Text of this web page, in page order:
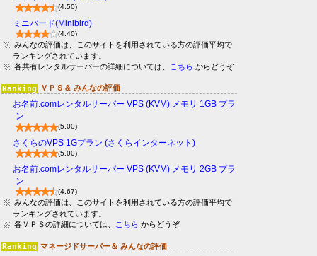
(4.50)
ミニバード(Minibird)
(4.40)
みんなの評価は、このサイトを利用されている方の評価平均で
ランキングされています。
各共有レンタルサーバーの詳細については、
こちら からどうぞ
ＶＰＳ＆ みんなの評価
お名前.comレンタルサーバー VPS (KVM) メモリ 1GB プラ
ン
(5.00)
さくらのVPS 1Gプラン (さくらインターネット)
(5.00)
お名前.comレンタルサーバー VPS (KVM) メモリ 2GB プラ
ン
(4.67)
みんなの評価は、このサイトを利用されている方の評価平均で
ランキングされています。
各ＶＰＳの詳細については、 こちら からどうぞ
マネージドサーバー＆ みんなの評価